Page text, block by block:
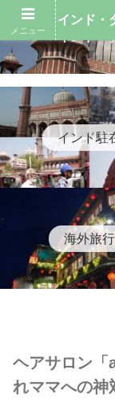
インド駐
海外旅行
ヘアサロン
れママへの神
メニュー
インド・